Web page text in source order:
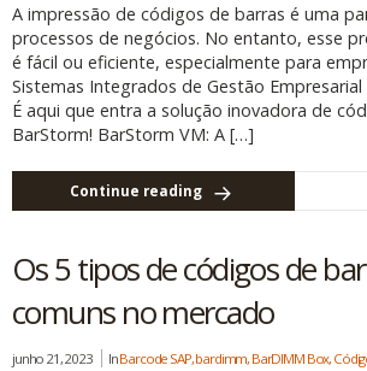
A impressão de códigos de barras é uma
processos de negócios. No entanto, esse
é fácil ou eficiente, especialmente para
Sistemas Integrados de Gestão Empresarial
É aqui que entra a solução inovadora de
BarStorm! BarStorm VM: A […]
Continue reading
Os 5 tipos de códigos de
comuns no mercado
junho 21, 2023 InBarcode SAP, bardimm, BarDIMM Box,